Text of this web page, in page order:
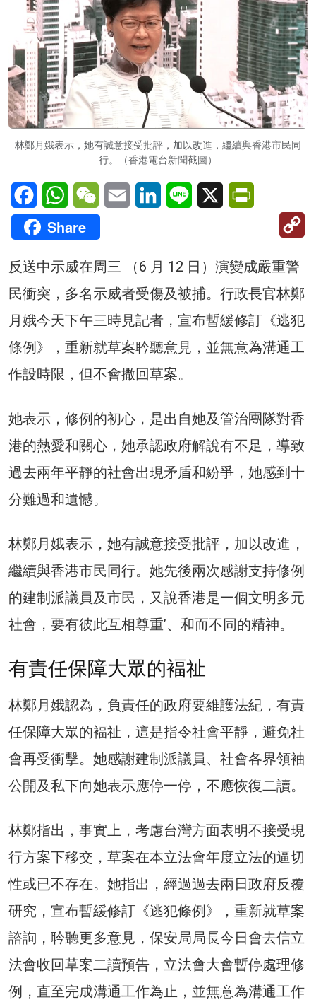
林鄭月娥表示，她有誠意接受批評，加以改進，繼續與香港市民同
行。（香港電台新聞截圖）
FacebookWhatsAppWeChatEmail LinkedInLine X
Share
反送中示威在周三 （6 月 12 日）演變成嚴重警
民衝突，多名示威者受傷及被捕。行政長官林鄭
月娥今天下午三時見記者，宣布暫緩修訂《逃犯
條例》，重新就草案耹聽意見，並無意為溝通工
作設時限，但不會撒回草案。
她表示，修例的初心，是出自她及管治團隊對香
港的熱愛和關心，她承認政府解說有不足，導致
過去兩年平靜的社會出現矛盾和紛爭，她感到十
分難過和遺憾。
林鄭月娥表示，她有誠意接受批評，加以改進，
繼續與香港市民同行。她先後兩次感謝支持修例
的建制派議員及市民，又說香港是一個文明多元
社會，要有彼此互相尊重’、和而不同的精神。
有責任保障大眾的褔祉
林鄭月娥認為，負責任的政府要維護法紀，有責
任保障大眾的褔祉，這是指令社會平靜，避免社
會再受衝擊。她感謝建制派議員、社會各界領袖
公開及私下向她表示應停一停，不應恢復二讀。
林鄭指出，事實上，考慮台灣方面表明不接受現
行方案下移交，草案在本立法會年度立法的逼切
性或已不存在。她指出，經過過去兩日政府反覆
研究，宣布暫緩修訂《逃犯條例》，重新就草案
諮詢，耹聽更多意見，保安局局長今日會去信立
法會收回草案二讀預告，立法會大會暫停處理修
例，直至完成溝通工作為止，並無意為溝通工作